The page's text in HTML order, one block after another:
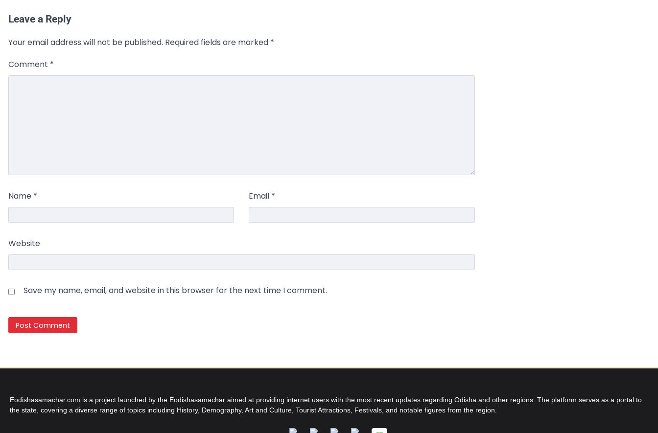
Leave a Reply
Your email address will not be published. Required fields are marked *
Comment *
Name * Email *
Website
Save my name, email, and website in this browser for the next time I comment.
Eodishasamachar.com is a project launched by the Eodishasamachar aimed at providing internet users with the most recent updates regarding Odisha and other regions. The platform serves as a portal to
the state, covering a diverse range of topics including History, Demography, Art and Culture, Tourist Attractions, Festivals, and notable figures from the region.